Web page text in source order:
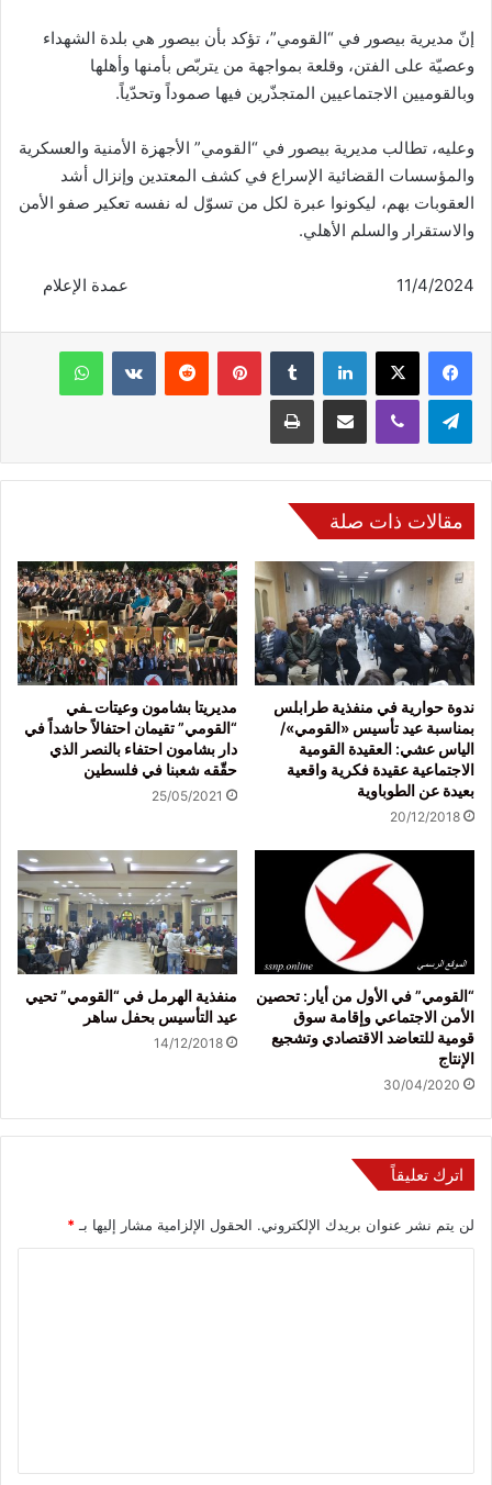
إنّ مديرية بيصور في “القومي”، تؤكد بأن بيصور هي بلدة الشهداء
وعصيّة على الفتن، وقلعة بمواجهة من يتربّص بأمنها وأهلها
وبالقوميين الاجتماعيين المتجذّرين فيها صموداً وتحدّياً.
وعليه، تطالب مديرية بيصور في “القومي” الأجهزة الأمنية والعسكرية
والمؤسسات القضائية الإسراع في كشف المعتدين وإنزال أشد
العقوبات بهم، ليكونوا عبرة لكل من تسوّل له نفسه تعكير صفو الأمن
والاستقرار والسلم الأهلي.
11/4/2024 عمدة الإعلام
فيسبوك لينكدإن بينتيريست
مقالات ذات صلة
ندوة حوارية في منفذية طرابلس
بمناسبة عيد تأسيس «القومي»/
الياس عشي: العقيدة القومية
الاجتماعية عقيدة فكرية واقعية
بعيدة عن الطوباوية
20/12/2018
مديريتا بشامون وعيتات ـفي
“القومي” تقيمان احتفالاً حاشداً في
دار بشامون احتفاء بالنصر الذي
حقّقه شعبنا في فلسطين
25/05/2021
“القومي” في الأول من أيار: تحصين
الأمن الاجتماعي وإقامة سوق
قومية للتعاضد الاقتصادي وتشجيع
الإنتاج
30/04/2020
منفذية الهرمل في “القومي” تحيي
عيد التأسيس بحفل ساهر
14/12/2018
اترك تعليقاً
لن يتم نشر عنوان بريدك الإلكتروني. الحقول الإلزامية مشار إليها بـ *